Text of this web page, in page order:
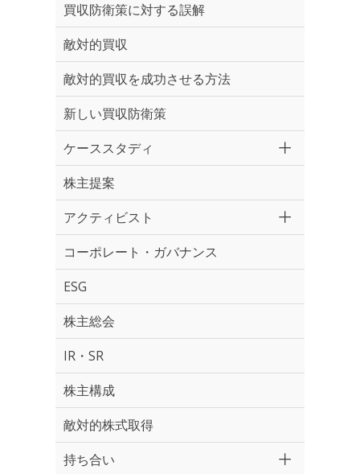
買収防衛策に対する誤解
敵対的買収
敵対的買収を成功させる方法
新しい買収防衛策
ケーススタディ
株主提案
アクティビスト
コーポレート・ガバナンス
ESG
株主総会
IR・SR
株主構成
敵対的株式取得
持ち合い